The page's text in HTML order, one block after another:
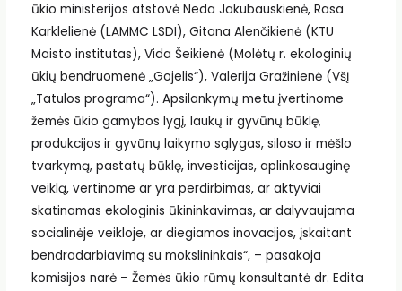
ūkio ministerijos atstovė Neda Jakubauskienė, Rasa
Karklelienė (LAMMC LSDI), Gitana Alenčikienė (KTU
Maisto institutas), Vida Šeikienė (Molėtų r. ekologinių
ūkių bendruomenė „Gojelis“), Valerija Gražinienė (VšĮ
„Tatulos programa“). Apsilankymų metu įvertinome
žemės ūkio gamybos lygį, laukų ir gyvūnų būklę,
produkcijos ir gyvūnų laikymo sąlygas, siloso ir mėšlo
tvarkymą, pastatų būklę, investicijas, aplinkosauginę
veiklą, vertinome ar yra perdirbimas, ar aktyviai
skatinamas ekologinis ūkininkavimas, ar dalyvaujama
socialinėje veikloje, ar diegiamos inovacijos, įskaitant
bendradarbiavimą su mokslininkais“, – pasakoja
komisijos narė – Žemės ūkio rūmų konsultantė dr. Edita